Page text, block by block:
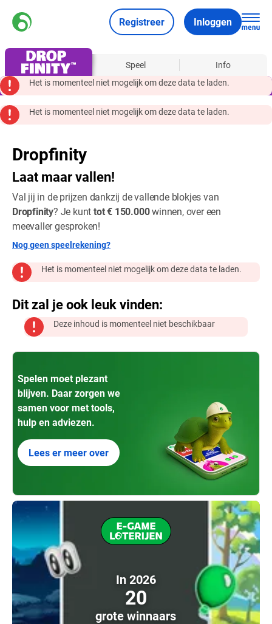
Registreer Inloggen
Over Speel
Info
Het is momenteel niet mogelijk om deze data te laden.
Het is momenteel niet mogelijk om deze data te laden.
Dropfinity
Laat maar vallen!
Val jij in de prijzen dankzij de vallende blokjes van
Dropfinity? Je kunttot € 150.000winnen, over een
meevaller gesproken!
Nog geen speelrekening?
Het is momenteel niet mogelijk om deze data te laden.
Dit zal je ook leuk vinden:
Deze inhoud is momenteel niet beschikbaar
Spelen moet plezant
blijven. Daar zorgen we
samen voor met tools,
hulp en adviezen.
Lees er meer over
In 2026
20
grote winnaars